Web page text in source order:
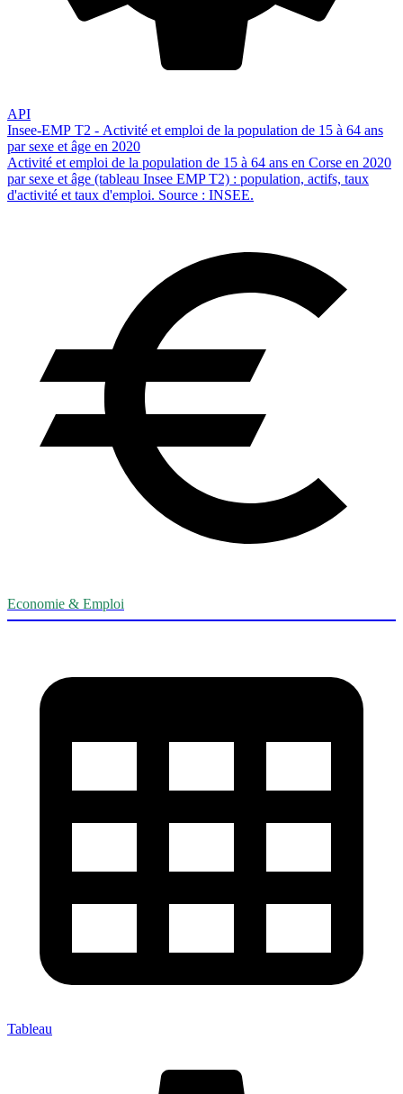
API
Insee-EMP T2 - Activité et emploi de la population de 15 à 64 ans
par sexe et âge en 2020
Activité et emploi de la population de 15 à 64 ans en Corse en 2020
par sexe et âge (tableau Insee EMP T2) : population, actifs, taux
d'activité et taux d'emploi. Source : INSEE.
Economie & Emploi
Tableau